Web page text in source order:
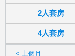
2人套房
4人套房
< 上個月